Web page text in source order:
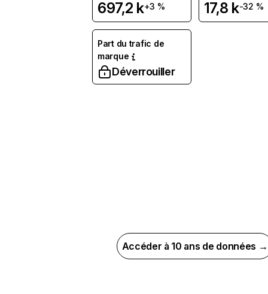
697,2 k+3 % 17,8 k-32 %
Part du trafic de
marque
Déverrouiller
Accéder à 10 ans de données →